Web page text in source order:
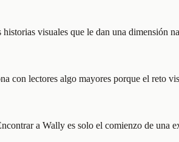
visuales que le dan una dimensión
con lectores algo mayores porque el reto
a Wally es solo el comienzo de una